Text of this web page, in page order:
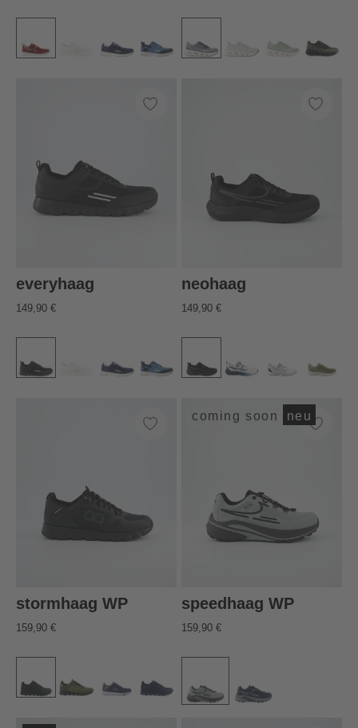
everyhaag
149,90 €
neohaag
149,90 €
stormhaag WP
159,90 €
coming soon neu
speedhaag WP
159,90 €